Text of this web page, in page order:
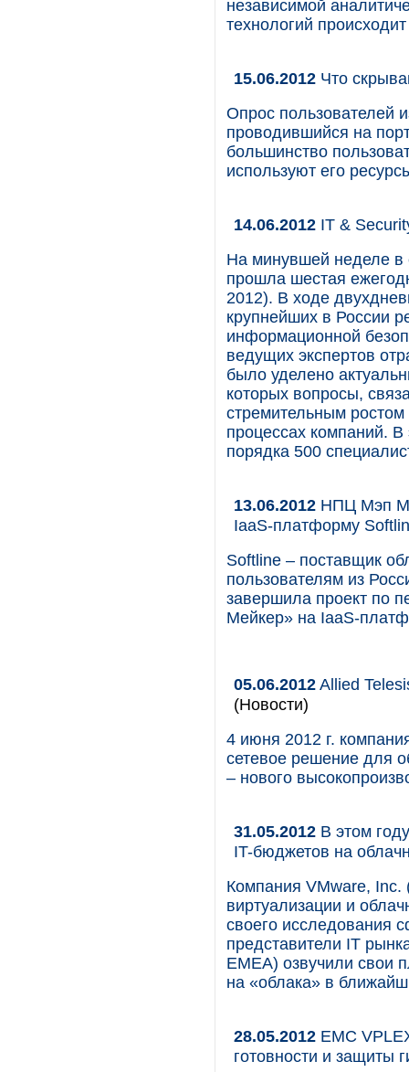
независимой
технологий
15.06.2012 Что
Опрос пользователей
проводившийся на
большинство
используют его
14.06.2012 IT &
На минувшей неделе в
прошла шестая
2012). В ходе
крупнейших в России
информационной
ведущих экспертов
было уделено
которых вопросы,
стремительным
процессах компаний. В
порядка 500
13.06.2012 НПЦ Мэп
IaaS-платформу
Softline – поставщик
пользователям из
завершила проект по
Мейкер» на IaaS-
05.06.2012Allied
(Новости)
4 июня 2012 г.
сетевое решение для
– нового
31.05.2012 В этом
IT-бюджетов на
Компания VMware, Inc.
виртуализации и
своего исследования
представители IT
EMEA) озвучили свои
на «облака» в
28.05.2012 EMC
готовности и защиты